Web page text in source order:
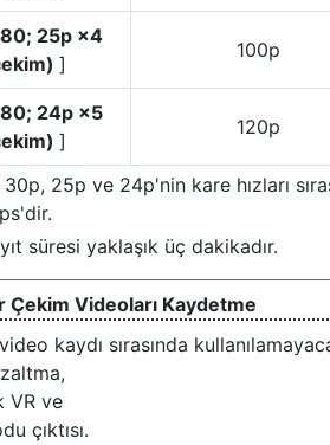
25p ×4
]
100p
24p ×5
]
120p
25p ve 24p'nin kare hızları
süresi yaklaşık üç dakikadır.
Çekim Videoları Kaydetme
kaydı sırasında
VR ve
çıktısı.